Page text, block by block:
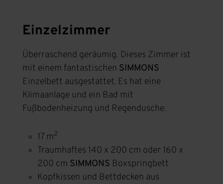
Einzelzimmer
Überraschend geräumig. Dieses Zimmer ist
mit einem fantastischen SIMMONS
Einzelbett ausgestattet. Es hat eine
Klimaanlage und ein Bad mit
Fußbodenheizung und Regendusche.
17 m2
Traumhaftes 140 x 200 cm oder 160 x
200 cm SIMMONS Boxspringbett
Kopfkissen und Bettdecken aus